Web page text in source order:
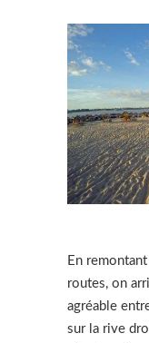
En
routes, on
agréable
sur la rive